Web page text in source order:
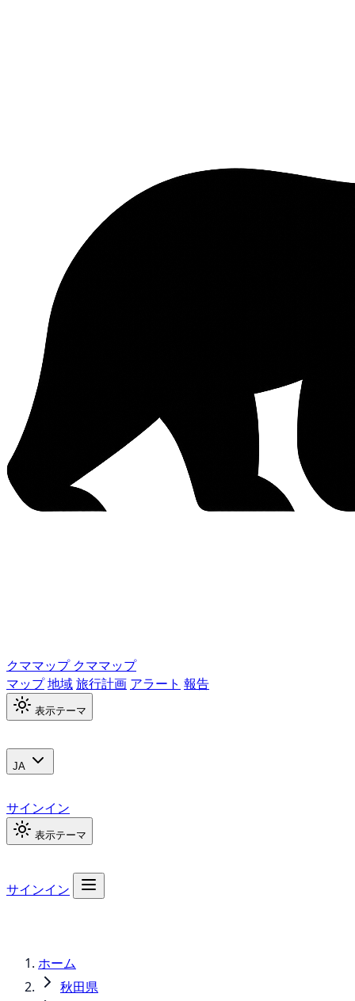
クママップ クママップ
マップ地域旅行計画 アラート 報告
表示テーマ
JA
サインイン
表示テーマ
サインイン
ホーム
秋田県